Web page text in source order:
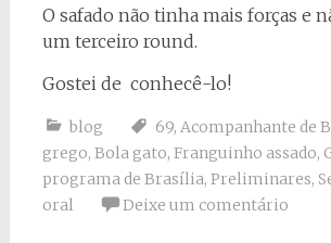
O safado não tinha mais forças e
um terceiro round.
Gostei de conhecê-lo!
blog 69, Acompanhante de
grego, Bola gato, Franguinho assado,
programa de Brasília, Preliminares,
oral
Deixe um comentário